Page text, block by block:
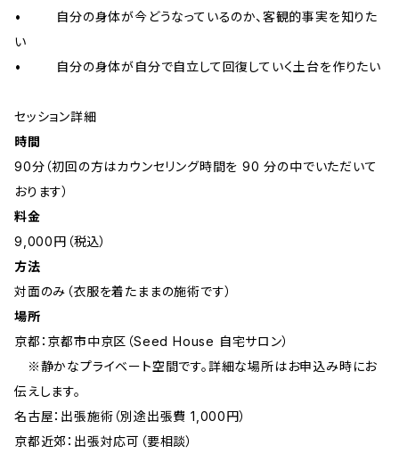
• 自分の身体が今どうなっているのか、客観的事実を知りた
い
• 自分の身体が自分で自立して回復していく土台を作りたい
セッション詳細
時間
90分（初回の方はカウンセリング時間を 90 分の中でいただいて
おります）
料金
9,000円（税込）
方法
対面のみ（衣服を着たままの施術です）
場所
京都：京都市中京区（Seed House 自宅サロン）
※静かなプライベート空間です。詳細な場所はお申込み時にお
伝えします。
名古屋：出張施術（別途出張費 1,000円）
京都近郊：出張対応可（要相談）